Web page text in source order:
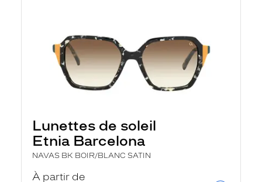
Lunettes de soleil
Etnia Barcelona
NAVAS BK BOIR/BLANC SATIN
À partir de